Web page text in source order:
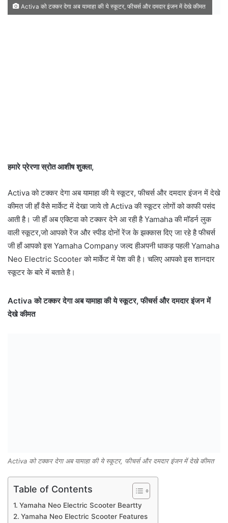
Activa को टक्कर देगा अब यामाहा की ये स्कूटर, फीचर्स और दमदार इंजन में देखे कीमत
हमारे प्रेरणा स्रोत आशीष शुक्ला,
Activa को टक्कर देगा अब यामाहा की ये स्कूटर, फीचर्स और दमदार इंजन में देखे
कीमत जी हाँ वैसे मार्केट में देखा जाये तो Activa की स्कूटर लोगों को काफी पसंद
आती है। जी हाँ अब एक्टिवा को टक्कर देने आ रही है Yamaha की मॉडर्न लुक
वाली स्कूटर,जो आपको रेंज और स्पीड दोनों रेंज के झक्कास दिए जा रहे है फीचर्स
जी हाँ आपको इस Yamaha Company जल्द हीअपनी धाकड़ पहली Yamaha
Neo Electric Scooter को मार्केट में पेश की है। चलिए आपको इस शानदार
स्कूटर के बारे में बताते है।
Activa को टक्कर देगा अब यामाहा की ये स्कूटर, फीचर्स और दमदार इंजन में
देखे कीमत
Activa को टक्कर देगा अब यामाहा की ये स्कूटर, फीचर्स और दमदार इंजन में देखे कीमत
Table of Contents
Yamaha Neo Electric Scooter Beartty
Yamaha Neo Electric Scooter Features